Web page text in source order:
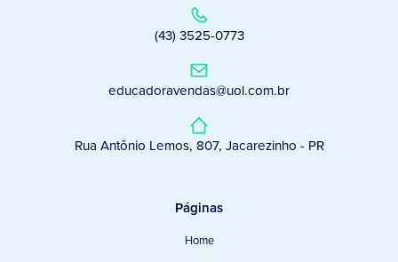
(43) 3525-0773
educadoravendas@uol.com.br
Rua Antônio Lemos, 807, Jacarezinho - PR
Páginas
Home